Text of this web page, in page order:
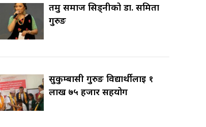
तमु समाज सिड्नीको डा. समिता
गुरुङ
सुकुम्बासी गुरुङ विद्यार्थीलाई १
लाख ७५ हजार सहयोग